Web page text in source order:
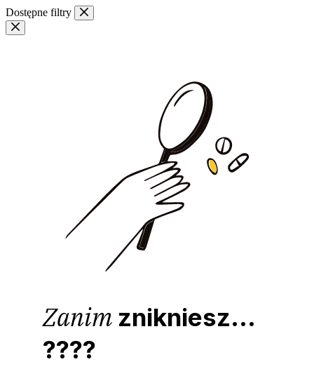
Przejdź
do
treści
Dostępne filtry
Zanim znikniesz...
????